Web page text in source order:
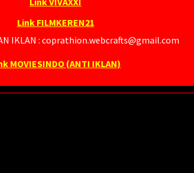
Link FILMKEREN21
IKLAN : coprathion.webcrafts@gmail.com
MOVIESINDO (ANTI IKLAN)